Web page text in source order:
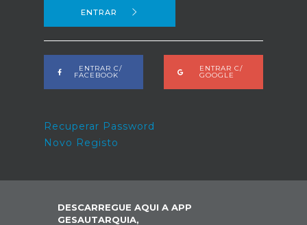
ENTRAR
ENTRAR C/
FACEBOOK
ENTRAR C/
GOOGLE
Recuperar Password
Novo Registo
DESCARREGUE AQUI A APP
GESAUTARQUIA,